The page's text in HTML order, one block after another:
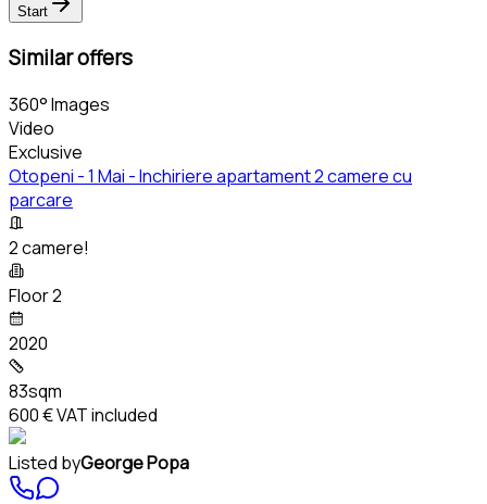
Start
Similar offers
360° Images
Video
Exclusive
Otopeni - 1 Mai - Inchiriere apartament 2 camere cu
parcare
2 camere!
Floor 2
2020
83sqm
600 €VAT included
Listed byGeorge Popa